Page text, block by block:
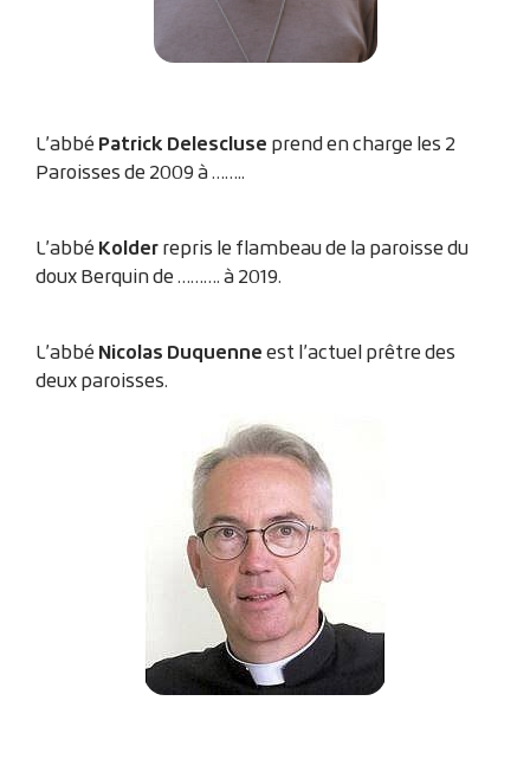
L’abbéPatrick Delescluseprend en charge les 2
Paroisses de 2009 à ……..
L’abbéKolderrepris le flambeau de la paroisse du
doux Berquin de ………. à 2019.
L’abbéNicolas Duquenneest l’actuel prêtre des
deux paroisses.